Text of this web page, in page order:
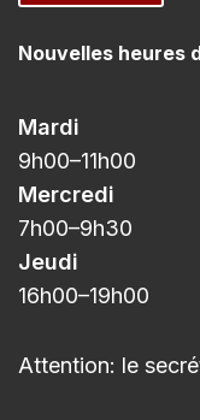
Nouvelles heures
Mardi
9h00–11h00
Mercredi
7h00–9h30
Jeudi
16h00–19h00
Attention: le